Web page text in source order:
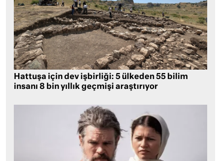
Hattuşa için dev işbirliği: 5 ülkeden 55 bilim
insanı 8 bin yıllık geçmişi araştırıyor